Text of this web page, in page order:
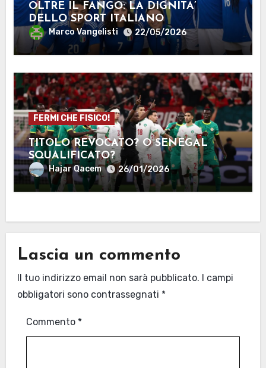
OLTRE IL FANGO: LA DIGNITA’
DELLO SPORT ITALIANO
Marco Vangelisti 22/05/2026
FERMI CHE FISICO!
TITOLO REVOCATO? O SENEGAL
SQUALIFICATO?
Hajar Qacem 26/01/2026
Lascia un commento
Il tuo indirizzo email non sarà pubblicato.
I campi
obbligatori sono contrassegnati *
Commento *